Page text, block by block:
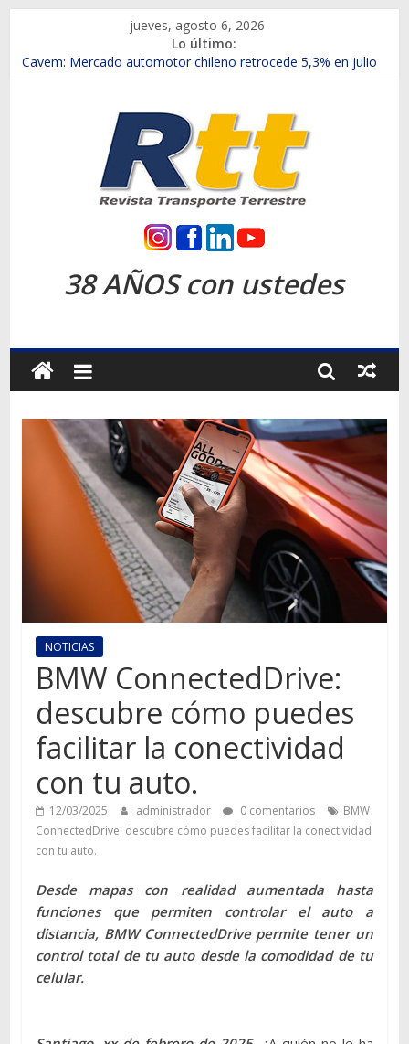
contenido
jueves, agosto 6, 2026
Lo último:
Chile es el primer mercado internacional en lanzar la nueva
Salfa suma vehículos electrificados de Chevrolet en el Biobío
Samex amplía su red con nuevas sucursales en Rancagua y
SINOTRUK Pick-ups presentó la recién estrenada Bolden en
la Expo Compras Públicas 2026
Revista
Transporte
Terrestre
Autos,
camiones,
motos,
información
38 AÑOS con ustedes
NOTICIAS
BMW ConnectedDrive:
descubre cómo puedes
facilitar la conectividad
con tu auto.
12/03/2025 administrador 0 comentarios
BMW
ConnectedDrive: descubre cómo puedes facilitar la conectividad
con tu auto.
Desde mapas con realidad aumentada hasta
funciones que permiten controlar el auto a
distancia, BMW ConnectedDrive permite tener un
control total de tu auto desde la comodidad de tu
celular.